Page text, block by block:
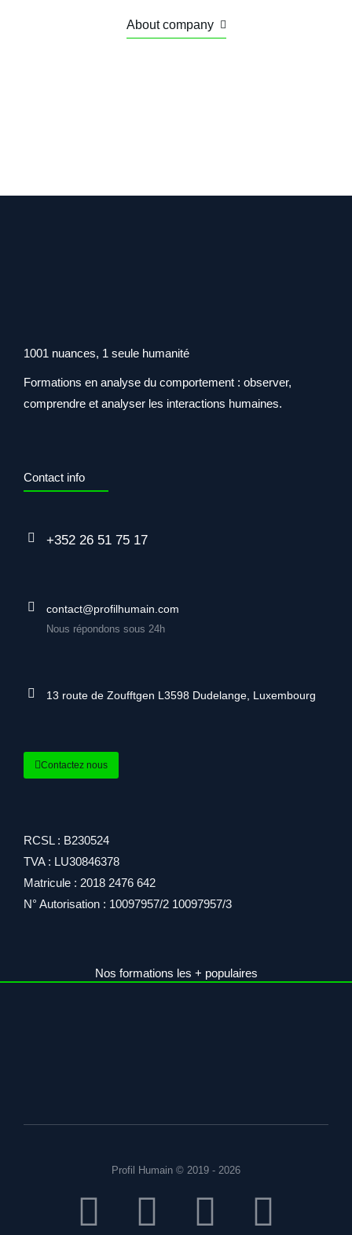
About company
1001 nuances, 1 seule humanité
Formations en analyse du comportement : observer,
comprendre et analyser les interactions humaines.
Contact info
+352 26 51 75 17
contact@profilhumain.com
Nous répondons sous 24h
13 route de Zoufftgen L3598 Dudelange, Luxembourg
Contactez nous
RCSL : B230524
TVA : LU30846378
Matricule : 2018 2476 642
N° Autorisation : 10097957/2 10097957/3
Nos formations les + populaires
Profil Humain © 2019 - 2026